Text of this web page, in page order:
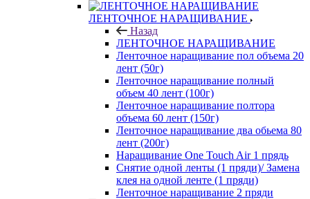
ЛЕНТОЧНОЕ НАРАЩИВАНИЕ
Назад
ЛЕНТОЧНОЕ НАРАЩИВАНИЕ
Ленточное наращивание пол объема 20
лент (50г)
Ленточное наращивание полный
объем 40 лент (100г)
Ленточное наращивание полтора
объема 60 лент (150г)
Ленточное наращивание два обьема 80
лент (200г)
Наращивание One Touch Air 1 прядь
Снятие одной ленты (1 пряди)/ Замена
клея на одной ленте (1 пряди)
Ленточное наращивание 2 пряди